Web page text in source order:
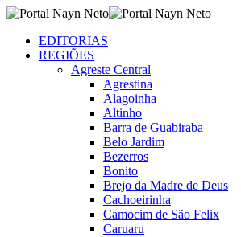
EDITORIAS
REGIÕES
Agreste Central
Agrestina
Alagoinha
Altinho
Barra de Guabiraba
Belo Jardim
Bezerros
Bonito
Brejo da Madre de Deus
Cachoeirinha
Camocim de São Felix
Caruaru